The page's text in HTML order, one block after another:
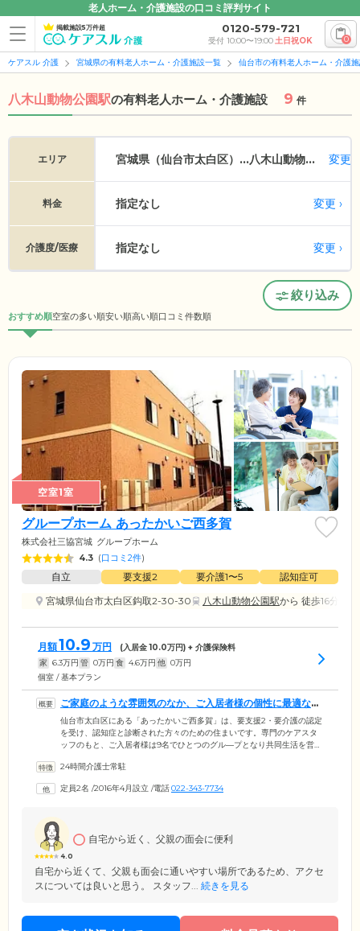
老人ホーム・介護施設の口コミ評判サイト
掲載施設5万件超 0120-579-721
受付 10:00〜19:00土日祝OK 0
ケアスル 介護 宮城県の有料老人ホーム・介護施設一覧 仙台市の有料老人ホーム・介護
八木山動物公園駅の有料老人ホーム・介護施設 9 件
エリア 宮城県（仙台市太白区）...八木山動物公園 変更
料金 指定なし 変更
介護度/医療 指定なし 変更
絞り込み
おすすめ順空室の多い順安い順高い順口コミ件数順
空室1室
グループホーム あったかいご西多賀
株式会社三協宮城 グループホーム
4.3 (口コミ2件)
自立 要支援2 要介護1〜5
認知症可
宮城県仙台市太白区鈎取2-30-30
八木山動物公園駅から 徒歩16分
月額10.9 万円 (入居金10.0万円) + 介護保険料
家 6.3万円 管 0万円 食 4.6万円 他 0万円
個室 / 基本プラン
ご家庭のような雰囲気のなか、ご入居者様の個性に最適なケ
アをお届けします
仙台市太白区にある「あったかいご西多賀」は、要支援2・要介護の認定
を受け、認知症と診断された方々のための住まいです。専門のケアスタ
ッフのもと、ご入居者様は9名でひとつのグル―プとなり共同生活を営ん
握し、お食事の支度や洗濯、掃除などから、お一人おひとりが得意とす
体機能を活用していくことにより、認知症の進行の抑制を図っていま
24時間介護士常駐
定員2名 /2016年4月設立 /電話022-343-7734
4.0
自宅から近く、父親の面会に便利
自宅から近くて、父親も面会に通いやすい場所であるため、アクセ
スについては良いと思う。 スタッフ... 続きを見る